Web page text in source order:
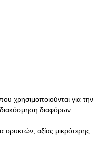
χρησιμοποιούνται για την
διαφόρων
ορυκτών, αξίας μικρότερης